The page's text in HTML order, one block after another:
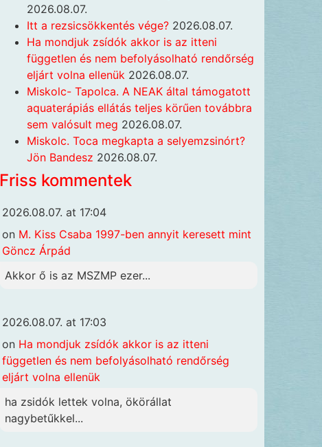
2026.08.07.
Itt a rezsicsökkentés vége? 2026.08.07.
Ha mondjuk zsídók akkor is az itteni
független és nem befolyásolható rendőrség
eljárt volna ellenük 2026.08.07.
Miskolc- Tapolca. A NEAK által támogatott
aquaterápiás ellátás teljes körűen továbbra
sem valósult meg 2026.08.07.
Miskolc. Toca megkapta a selyemzsinórt?
Jön Bandesz 2026.08.07.
Friss kommentek
2026.08.07. at 17:04
on M. Kiss Csaba 1997-ben annyit keresett mint
Göncz Árpád
Akkor ő is az MSZMP ezer...
2026.08.07. at 17:03
on Ha mondjuk zsídók akkor is az itteni
független és nem befolyásolható rendőrség
eljárt volna ellenük
ha zsidók lettek volna, ökörállat
nagybetűkkel...